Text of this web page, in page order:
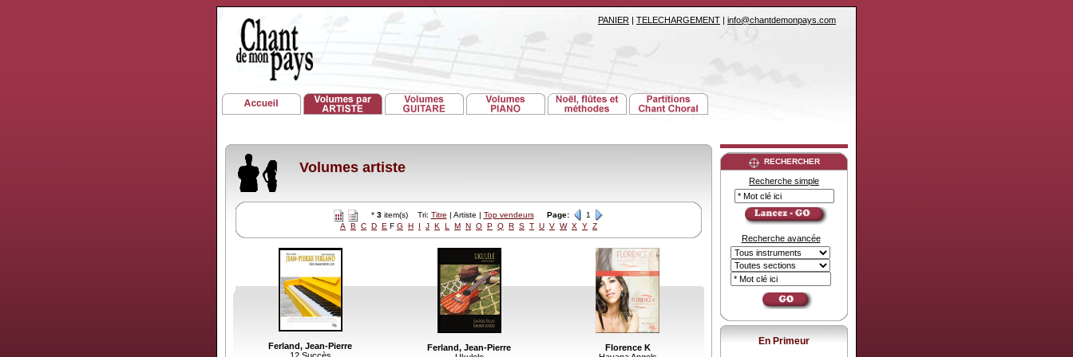
PANIER | TELECHARGEMENT | info@chantdemonpays.com
Volumes artiste
* 3item(s) Tri: Titre | Artiste | Top vendeurs Page:
1
A
B C D E F G H I J K L M N O P Q R S T U V W X Y Z
Ferland, Jean-Pierre
Ferland, Jean-Pierre
Florence K
RECHERCHER
Recherche simple
Recherche avancée
En Primeur